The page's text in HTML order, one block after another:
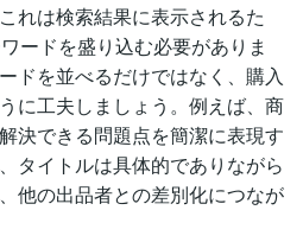
れは検索結果に表示されるた
ードを盛り込む必要がありま
ドを並べるだけではなく、購入
に工夫しましょう。例えば、商
決できる問題点を簡潔に表現す
タイトルは具体的でありながら
他の出品者との差別化につなが